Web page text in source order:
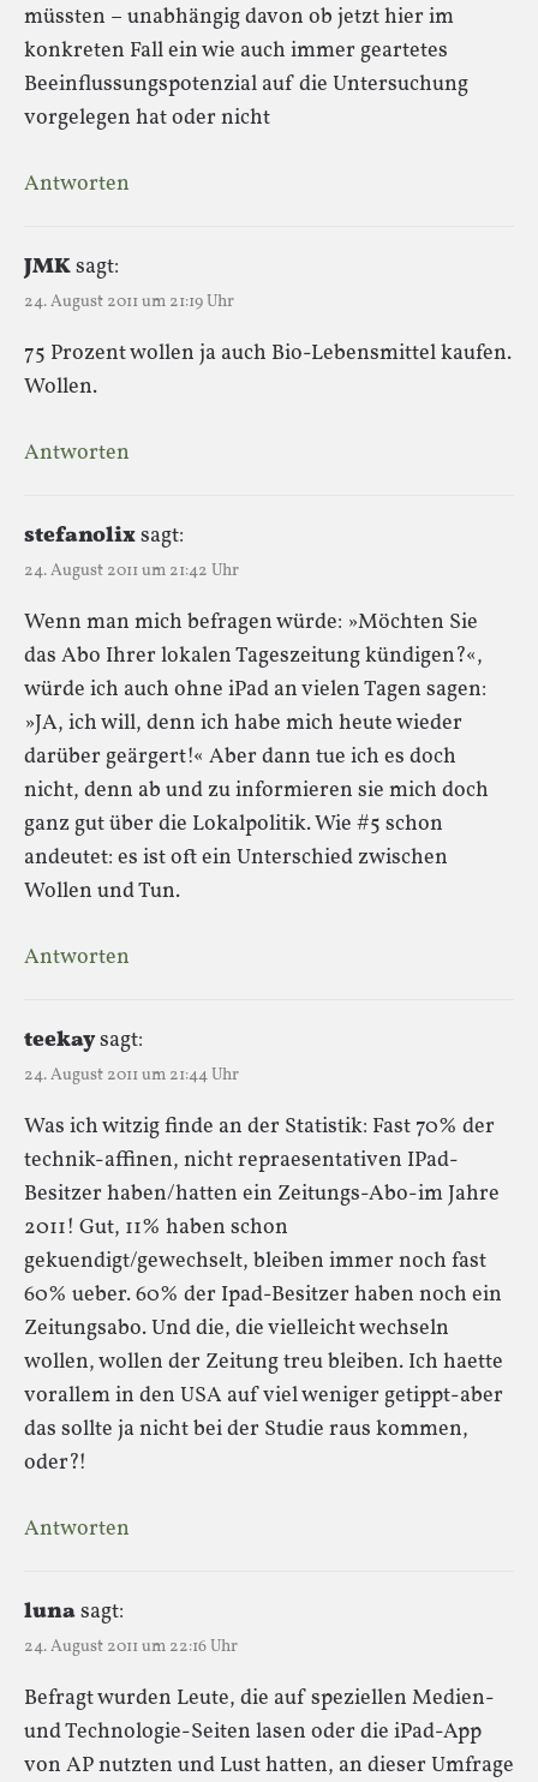
müssten – unabhängig davon ob jetzt hier im
konkreten Fall ein wie auch immer geartetes
Beeinflussungspotenzial auf die Untersuchung
vorgelegen hat oder nicht
Antworten
JMKsagt:
24. August 2011 um 21:19 Uhr
75 Prozent wollen ja auch Bio-Lebensmittel kaufen.
Wollen.
Antworten
stefanolixsagt:
24. August 2011 um 21:42 Uhr
Wenn man mich befragen würde: »Möchten Sie
das Abo Ihrer lokalen Tageszeitung kündigen?«,
würde ich auch ohne iPad an vielen Tagen sagen:
»JA, ich will, denn ich habe mich heute wieder
darüber geärgert!« Aber dann tue ich es doch
nicht, denn ab und zu informieren sie mich doch
ganz gut über die Lokalpolitik. Wie #5 schon
andeutet: es ist oft ein Unterschied zwischen
Wollen und Tun.
Antworten
teekaysagt:
24. August 2011 um 21:44 Uhr
Was ich witzig finde an der Statistik: Fast 70% der
technik-affinen, nicht repraesentativen IPad-
Besitzer haben/hatten ein Zeitungs-Abo-im Jahre
2011! Gut, 11% haben schon
gekuendigt/gewechselt, bleiben immer noch fast
60% ueber. 60% der Ipad-Besitzer haben noch ein
Zeitungsabo. Und die, die vielleicht wechseln
wollen, wollen der Zeitung treu bleiben. Ich haette
vorallem in den USA auf viel weniger getippt-aber
das sollte ja nicht bei der Studie raus kommen,
oder?!
Antworten
lunasagt:
24. August 2011 um 22:16 Uhr
Befragt wurden Leute, die auf speziellen Medien-
und Technologie-Seiten lasen oder die iPad-App
von AP nutzten und Lust hatten, an dieser Umfrage